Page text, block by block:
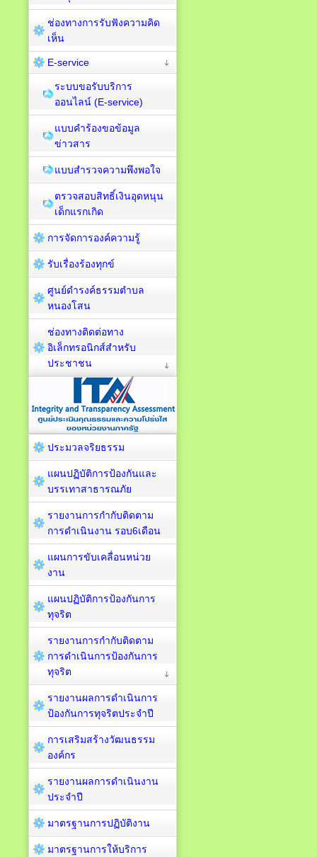
ช่องทางการรับฟังความคิด
เห็น
E-service
ระบบขอรับบริการ
ออนไลน์ (E-service)
แบบคำร้องขอข้อมูล
ข่าวสาร
แบบสำรวจความพึงพอใจ
ตรวจสอบสิทธิ์เงินอุดหนุน
เด็กแรกเกิด
การจัดการองค์ความรู้
รับเรื่องร้องทุกข์
ศูนย์ดำรงค์ธรรมตำบล
หนองโสน
ช่องทางติดต่อทาง
อิเล็กทรอนิกส์สำหรับ
ประชาชน
ประมวลจริยธรรม
แผนปฏิบัติการป้องกันและ
บรรเทาสาธารณภัย
รายงานการกำกับติดตาม
การดำเนินงาน รอบ6เดือน
แผนการขับเคลื่อนหน่วย
งาน
แผนปฏิบัติการป้องกันการ
ทุจริต
รายงานการกำกับติดตาม
การดำเนินการป้องกันการ
ทุจริต
รายงานผลการดำเนินการ
ป้องกันการทุจริตประจำปี
การเสริมสร้างวัฒนธรรม
องค์กร
รายงานผลการดำเนินงาน
ประจำปี
มาตรฐานการปฏิบัติงาน
มาตรฐานการให้บริการ